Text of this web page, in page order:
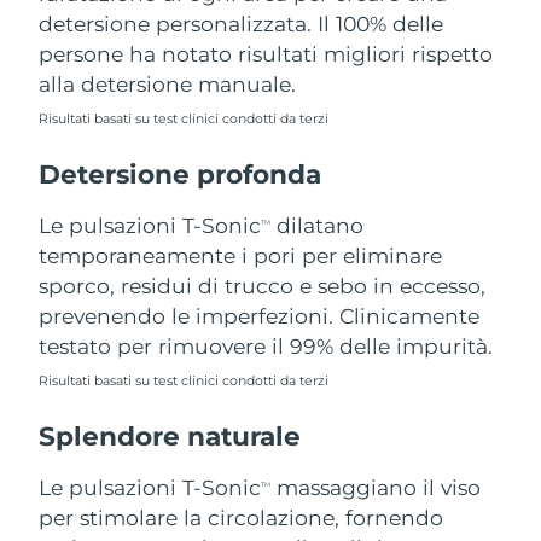
detersione personalizzata. Il 100% delle
persone ha notato risultati migliori rispetto
alla detersione manuale.
Risultati basati su test clinici condotti da terzi
Detersione profonda
Le pulsazioni T-SonicTM
dilatano
temporaneamente i pori per eliminare
sporco, residui di trucco e sebo in eccesso,
prevenendo le imperfezioni. Clinicamente
testato per rimuovere il 99% delle impurità.
Risultati basati su test clinici condotti da terzi
Splendore naturale
Le pulsazioni T-SonicTM
massaggiano il viso
per stimolare la circolazione, fornendo
Filippine Consegna stimata11/08/2026
Polonia Consegna stimata
Qatar Consegna stimata09/08/2026
Riunione Consegna stimata 13/08/2026
Romania 08/08/2026
Russia
Arabia Saudita Consegna stimata 09/08/2026
Singapore Consegna stimata